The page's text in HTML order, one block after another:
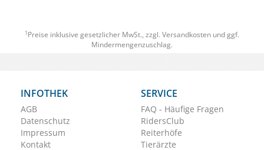
1 Preise inklusive gesetzlicher MwSt., zzgl. Versandkosten und ggf.
Mindermengenzuschlag.
INFOTHEK
AGB
Datenschutz
Impressum
Kontakt
SERVICE
FAQ - Häufige Fragen
RidersClub
Reiterhöfe
Tierärzte